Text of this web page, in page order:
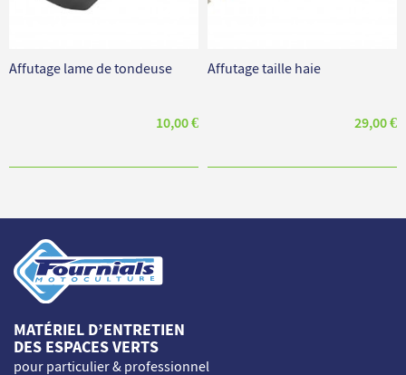
Affutage lame de tondeuse
10,00 €
Affutage taille haie
29,00 €
MATÉRIEL D’ENTRETIEN
DES ESPACES VERTS
pour particulier & professionnel